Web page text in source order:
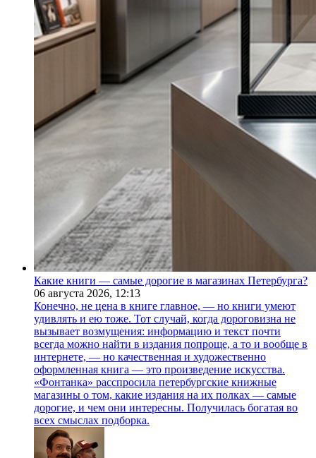
Какие книги — самые дорогие в магазинах Петербурга?
06 августа 2026, 12:13
Конечно, не цена в книге главное, — но книги умеют
удивлять и ею тоже. Тот случай, когда дороговизна не
вызывает возмущения: информацию и текст почти
всегда можно найти в издания попроще, а то и вообще в
интернете, — но качественная и художественно
оформленная книга — это произведение искусства.
«Фонтанка» расспросила петербургские книжные
магазины о том, какие издания на их полках — самые
дорогие, и чем они интересны. Получилась богатая во
всех смыслах подборка.